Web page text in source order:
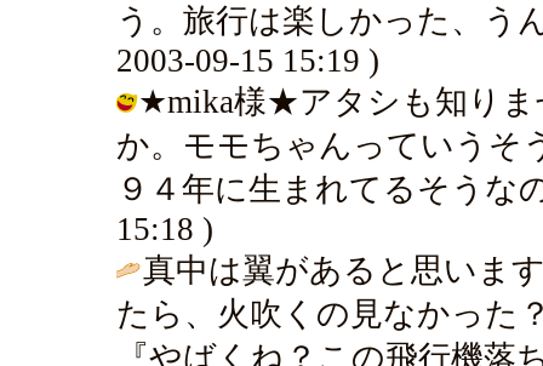
う。旅行は楽しかった、う
2003-09-15 15:19 )
★mika様★アタシも知りま
か。モモちゃんっていうそ
９４年に生まれてるそうな
15:18 )
真中は翼があると思いま
たら、火吹くの見なかった
『やばくね？この飛行機